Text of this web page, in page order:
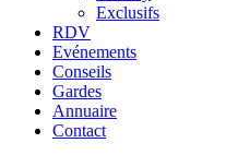
Exclusifs
RDV
Evénements
Conseils
Gardes
Annuaire
Contact